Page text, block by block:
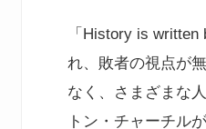
「History is
れ、敗者の視点が
なく、さまざまな
トン・チャーチル